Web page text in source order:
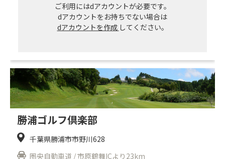
ご利用にはdアカウントが必要です。
dアカウントをお持ちでない場合は
dアカウントを作成 してください。
勝浦ゴルフ倶楽部
千葉県勝浦市市野川628
圏央自動車道 / 市原鶴舞ICより23km